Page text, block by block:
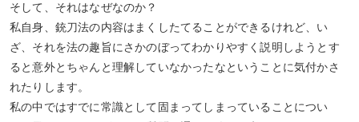
そして、それはなぜなのか？
私自身、銃刀法の内容はまくしたてることができるけれど、い
ざ、それを法の趣旨にさかのぼってわかりやすく説明しようとす
ると意外とちゃんと理解していなかったなということに気付かさ
れたりします。
私の中ではすでに常識として固まってしまっていることについ